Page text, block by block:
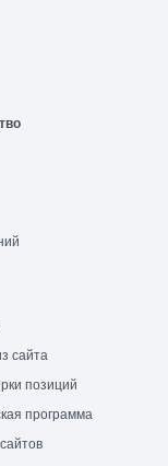
сайта
позиций
программа